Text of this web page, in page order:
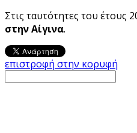
Στις ταυτότητες του έτους
στην Αίγινα.
επιστροφή στην κορυφή